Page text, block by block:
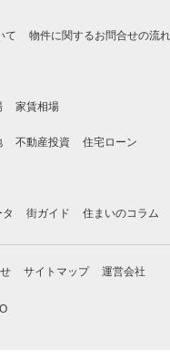
て 物件に関するお問合せの流れ
家賃相場
不動産投資 住宅ローン
街ガイド 住まいのコラム
サイトマップ 運営会社